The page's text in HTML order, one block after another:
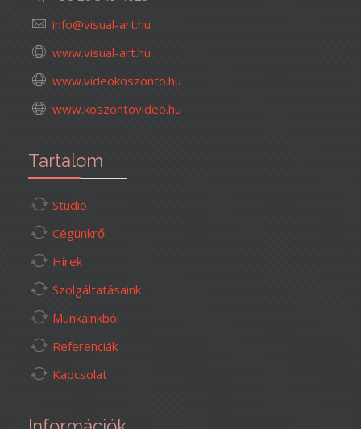
www.visual-art.hu
www.videokoszonto.hu
www.koszontovideo.hu
Tartalom
Studio
Cégünkről
Hírek
Szolgáltatásaink
Munkáinkból
Referenciák
Kapcsolat